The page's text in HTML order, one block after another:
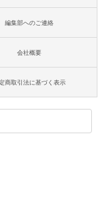
編集部へのご連絡
会社概要
商取引法に基づく表示